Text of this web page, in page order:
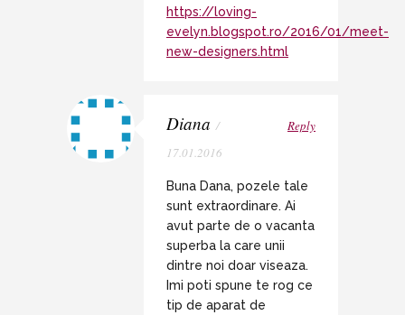
https://loving-
evelyn.blogspot.ro/2016/01/meet-
new-designers.html
Diana /
17.01.2016
Reply
Buna Dana, pozele tale
sunt extraordinare. Ai
avut parte de o vacanta
superba la care unii
dintre noi doar viseaza.
Imi poti spune te rog ce
tip de aparat de